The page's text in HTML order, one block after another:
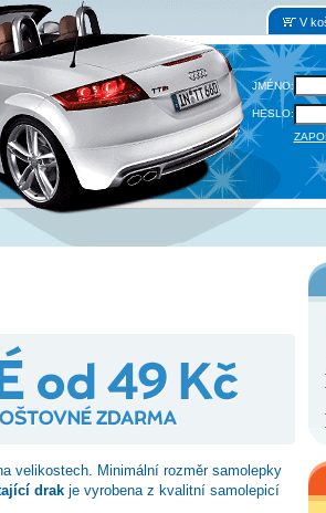
V
JMÉNO:
HESLO:
velikostech. Minimální rozměr samolepky
drakje vyrobena z kvalitní samolepicí